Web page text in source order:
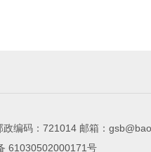
编码：721014 邮箱：
61030502000171号